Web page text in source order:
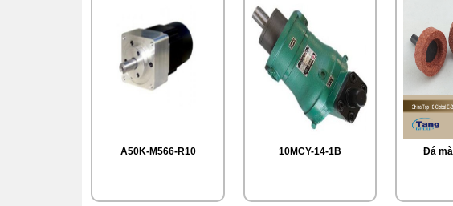
A50K-M566-R10 10MCY-14-1B Đá